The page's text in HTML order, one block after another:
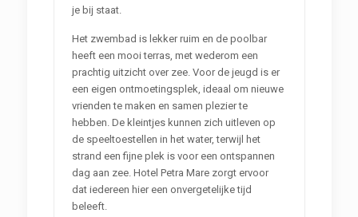
je bij staat.
Het zwembad is lekker ruim en de poolbar
heeft een mooi terras, met wederom een
prachtig uitzicht over zee. Voor de jeugd is er
een eigen ontmoetingsplek, ideaal om nieuwe
vrienden te maken en samen plezier te
hebben. De kleintjes kunnen zich uitleven op
de speeltoestellen in het water, terwijl het
strand een fijne plek is voor een ontspannen
dag aan zee. Hotel Petra Mare zorgt ervoor
dat iedereen hier een onvergetelijke tijd
beleeft.